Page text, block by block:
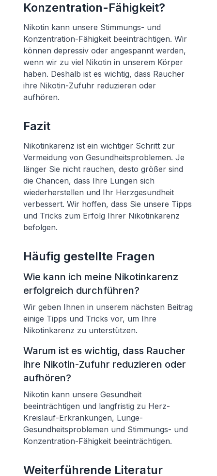
Konzentration-Fähigkeit?
Nikotin kann unsere Stimmungs- und
Konzentration-Fähigkeit beeinträchtigen. Wir
können depressiv oder angespannt werden,
wenn wir zu viel Nikotin in unserem Körper
haben. Deshalb ist es wichtig, dass Raucher
ihre Nikotin-Zufuhr reduzieren oder
aufhören.
Fazit
Nikotinkarenz ist ein wichtiger Schritt zur
Vermeidung von Gesundheitsproblemen. Je
länger Sie nicht rauchen, desto größer sind
die Chancen, dass Ihre Lungen sich
wiederherstellen und Ihr Herzgesundheit
verbessert. Wir hoffen, dass Sie unsere Tipps
und Tricks zum Erfolg Ihrer Nikotinkarenz
befolgen.
Häufig gestellte Fragen
Wie kann ich meine Nikotinkarenz
erfolgreich durchführen?
Wir geben Ihnen in unserem nächsten Beitrag
einige Tipps und Tricks vor, um Ihre
Nikotinkarenz zu unterstützen.
Warum ist es wichtig, dass Raucher
ihre Nikotin-Zufuhr reduzieren oder
aufhören?
Nikotin kann unsere Gesundheit
beeinträchtigen und langfristig zu Herz-
Kreislauf-Erkrankungen, Lunge-
Gesundheitsproblemen und Stimmungs- und
Konzentration-Fähigkeit beeinträchtigen.
Weiterführende Literatur